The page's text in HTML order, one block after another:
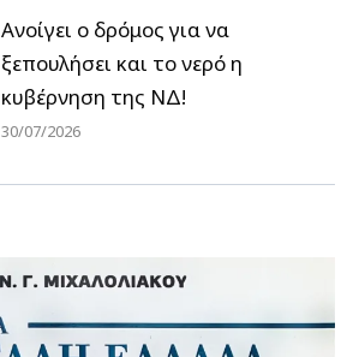
Ανοίγει ο δρόμος για να
ξεπουλήσει και το νερό η
κυβέρνηση της ΝΔ!
30/07/2026